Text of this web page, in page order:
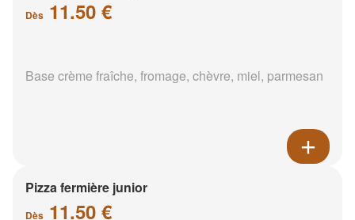
Dès 11.50 €
Base crème fraîche, fromage, chèvre, miel, parmesan
Pizza fermière junior
Dès 11.50 €